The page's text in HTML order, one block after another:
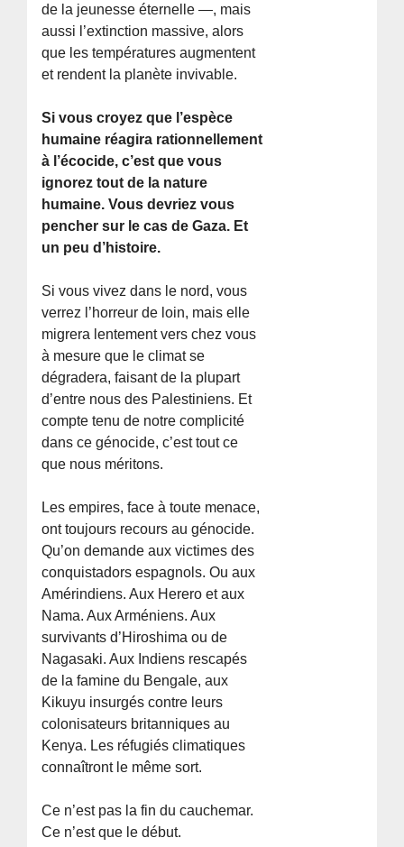
de la jeunesse éternelle —, mais
aussi l’extinction massive, alors
que les températures augmentent
et rendent la planète invivable.
Si vous croyez que l’espèce
humaine réagira rationnellement
à l’écocide, c’est que vous
ignorez tout de la nature
humaine. Vous devriez vous
pencher sur le cas de Gaza. Et
un peu d’histoire.
Si vous vivez dans le nord, vous
verrez l’horreur de loin, mais elle
migrera lentement vers chez vous
à mesure que le climat se
dégradera, faisant de la plupart
d’entre nous des Palestiniens. Et
compte tenu de notre complicité
dans ce génocide, c’est tout ce
que nous méritons.
Les empires, face à toute menace,
ont toujours recours au génocide.
Qu’on demande aux victimes des
conquistadors espagnols. Ou aux
Amérindiens. Aux Herero et aux
Nama. Aux Arméniens. Aux
survivants d’Hiroshima ou de
Nagasaki. Aux Indiens rescapés
de la famine du Bengale, aux
Kikuyu insurgés contre leurs
colonisateurs britanniques au
Kenya. Les réfugiés climatiques
connaîtront le même sort.
Ce n’est pas la fin du cauchemar.
Ce n’est que le début.